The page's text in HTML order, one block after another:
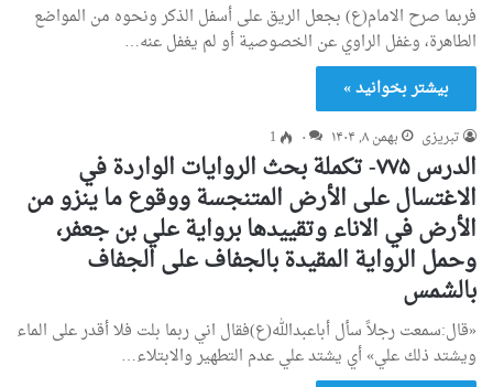
فربما صرح الامام(ع) بجعل الريق على أسفل الذكر ونحوه من المواضع
الطاهرة، وغفل الراوي عن الخصوصية أو لم يغفل عنه…
بیشتر بخوانید »
تبریزی بهمن ۸, ۱۴۰۴ ۰ 1
الدرس ۷۷۵- تكملة بحث الروايات الواردة في
الاغتسال علی الأرض المتنجسة ووقوع ما ينزو من
الأرض في الاناء وتقييدها برواية علي بن جعفر،
وحمل الرواية المقيدة بالجفاف علی الجفاف
بالشمس
«قال:سمعت رجلاً سأل أباعبدالله(ع)فقال اني ربما بلت فلا أقدر على الماء
ويشتد ذلك علي» أي يشتد علي عدم التطهير والابتلاء…